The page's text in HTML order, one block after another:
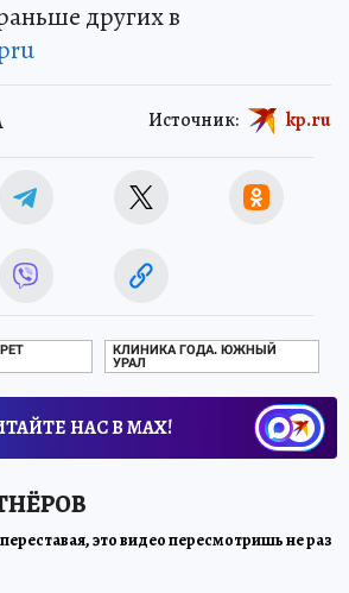
других в
Источник: kp.ru
КЛИНИКА ГОДА. ЮЖНЫЙ
УРАЛ
НАС В МАХ!
это видео пересмотришь не раз